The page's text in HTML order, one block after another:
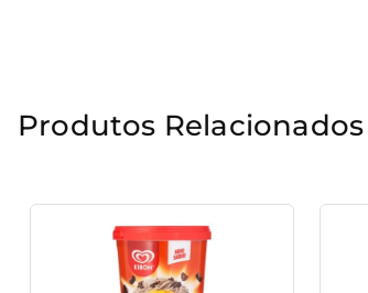
confraternizações, garantindo sorrisos e
Praticidade e conveniência
Produtos Relacionados